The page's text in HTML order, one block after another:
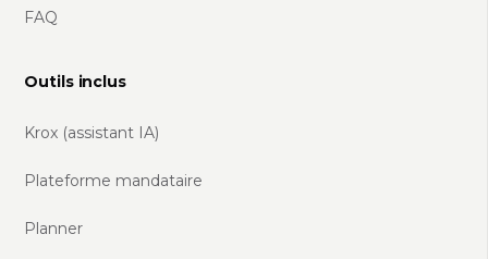
FAQ
Outils inclus
Krox (assistant IA)
Plateforme mandataire
Planner